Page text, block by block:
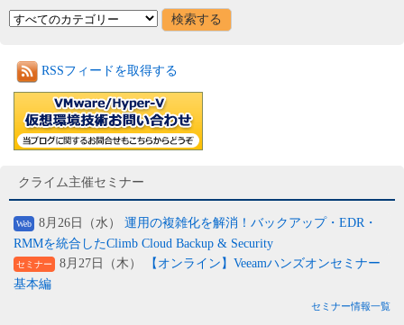
RSSフィードを取得する
クライム主催セミナー
Web 8月26日（水） 運用の複雑化を解消！バックアップ・EDR・
RMMを統合したClimb Cloud Backup & Security
セミナー 8月27日（木）
【オンライン】Veeamハンズオンセミナー
基本編
セミナー情報一覧